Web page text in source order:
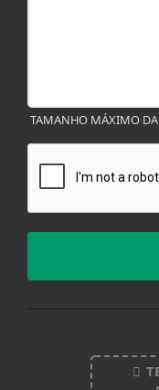
TAMANHO MÁXIMO DA